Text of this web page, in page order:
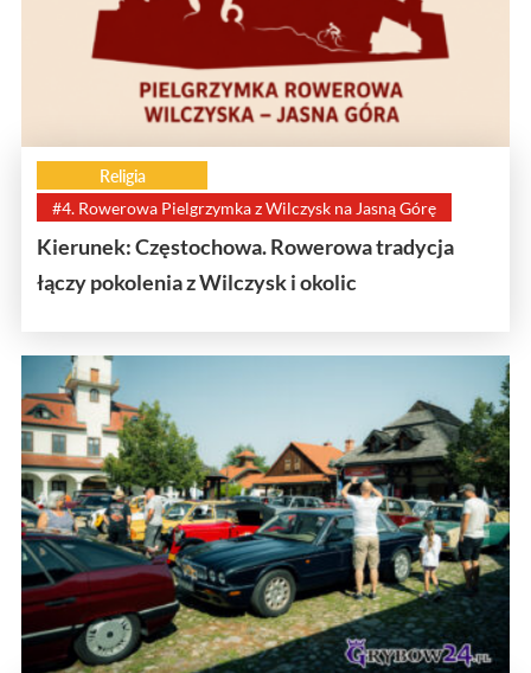
Religia
#4. Rowerowa Pielgrzymka z Wilczysk na Jasną Górę
Kierunek: Częstochowa. Rowerowa tradycja
łączy pokolenia z Wilczysk i okolic